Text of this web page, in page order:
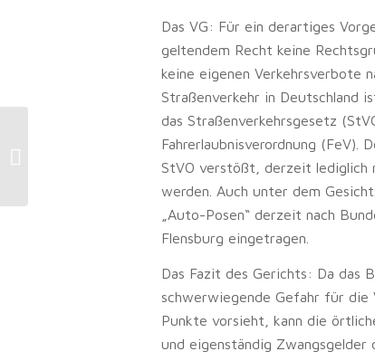
Das VG: Für ein derartiges
geltendem Recht keine
keine eigenen Verkehrsverbote
Straßenverkehr in Deutschland
das Straßenverkehrsgesetz
Fahrerlaubnisverordnung (FeV).
StVO verstößt, derzeit lediglich
werden. Auch unter dem
„Auto-Posen“ derzeit nach
Flensburg eingetragen.
Das Fazit des Gerichts: Da das
schwerwiegende Gefahr für die
Punkte vorsieht, kann die
und eigenständig Zwangsgelder
Verkehrsverstoß: Wenn der
Beifahrer eine „Blitzer-App“ nutzt …